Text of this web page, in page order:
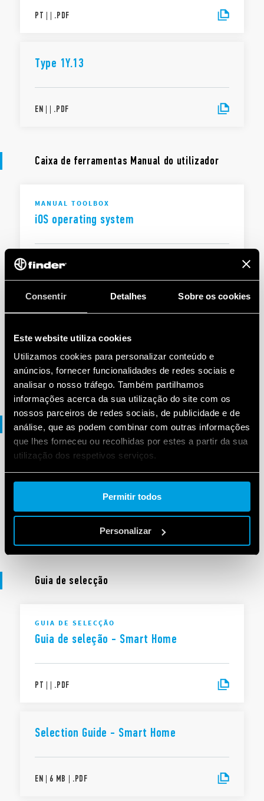
Consentir Detalhes Sobre os cookies
Este website utiliza cookies
Utilizamos cookies para personalizar conteúdo e
anúncios, fornecer funcionalidades de redes sociais e
analisar o nosso tráfego. Também partilhamos
informações acerca da sua utilização do site com os
nossos parceiros de redes sociais, de publicidade e de
análise, que as podem combinar com outras informações
que lhes forneceu ou recolhidas por estes a partir da sua
utilização dos respetivos serviços.
Cookie policy.
Permitir todos
Personalizar
PT | | .PDF
Type 1Y.13
EN | | .PDF
Caixa de ferramentas Manual do utilizador
MANUAL TOOLBOX
iOS operating system
EN|| .PDF
MANUAL TOOLBOX
EN|| .PDF
Brochura
Lighting management
Guia de selecção
GUIA DE SELECÇÃO
Guia de seleção - Smart Home
PT | | .PDF
Selection Guide - Smart Home
EN | 6 MB | .PDF